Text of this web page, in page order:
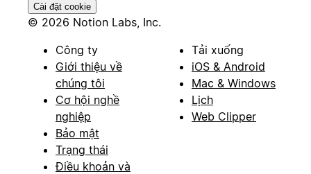
Cài đặt cookie
© 2026 Notion Labs, Inc.
Công ty
Giới thiệu về
chúng tôi
Cơ hội nghề
nghiệp
Bảo mật
Trạng thái
Điều khoản và
Tải xuống
iOS & Android
Mac & Windows
Lịch
Web Clipper